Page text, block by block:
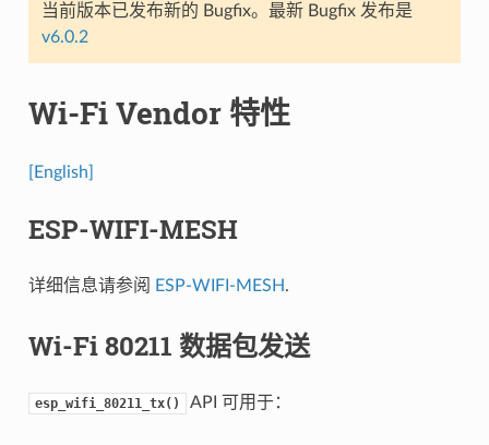
当前版本已发布新的 Bugfix。最新 Bugfix 发布是
v6.0.2
Wi-Fi Vendor 特性
[English]
ESP-WIFI-MESH
详细信息请参阅 ESP-WIFI-MESH.
Wi-Fi 80211 数据包发送
esp_wifi_80211_tx() API 可用于：